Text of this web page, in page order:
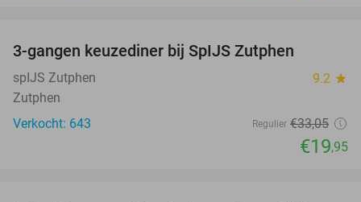
3-gangen keuzediner bij SpIJS Zutphen
spIJS Zutphen 9.2 star
Zutphen
Verkocht: 643
Regulier €33,05
€19,95